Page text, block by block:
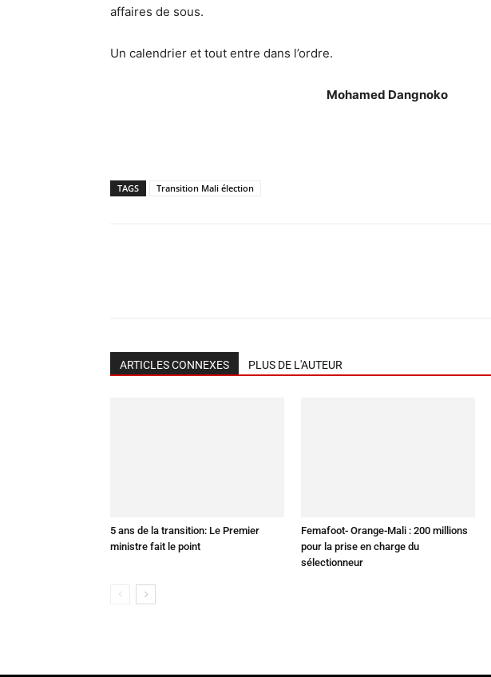
affaires de sous.
Un calendrier et tout entre dans l’ordre.
Mohamed Dangnoko
TAGS Transition Mali élection
ARTICLES CONNEXES PLUS DE L'AUTEUR
5 ans de la transition: Le Premier
ministre fait le point
Femafoot- Orange-Mali : 200 millions
pour la prise en charge du
sélectionneur